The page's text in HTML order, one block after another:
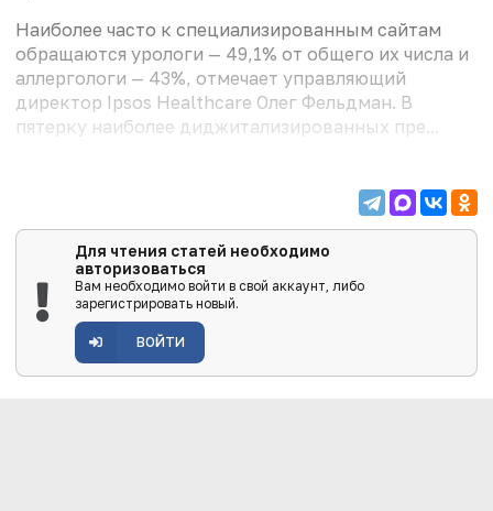
Наиболее часто к специализированным сайтам
обращаются урологи — 49,1% от общего их числа и
аллергологи — 43%, отмечает управляющий
директор Ipsos Healthcare Олег Фельдман. В
пятерку наиболее диджитализированных пре...
Для чтения статей необходимо
авторизоваться
Вам необходимо войти в свой аккаунт, либо
зарегистрировать новый.
ВОЙТИ